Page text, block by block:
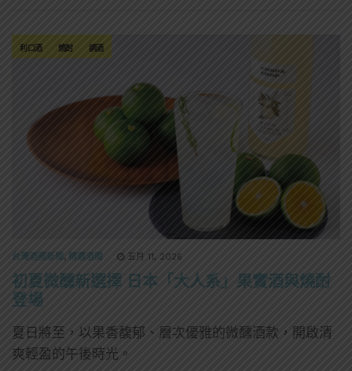
利口酒 燒酎 調酒
台灣酒圈新聞 , 精選酒聞 五月 11, 2026
初夏微醺新選擇 日本「大人系」果實酒與燒酎
登場
夏日將至，以果香馥郁、層次優雅的微醺酒款，開啟清
爽輕盈的午後時光。